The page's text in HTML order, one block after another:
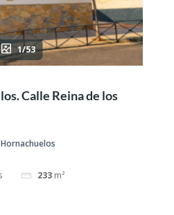
1/53
Calle Reina de los
233 m²